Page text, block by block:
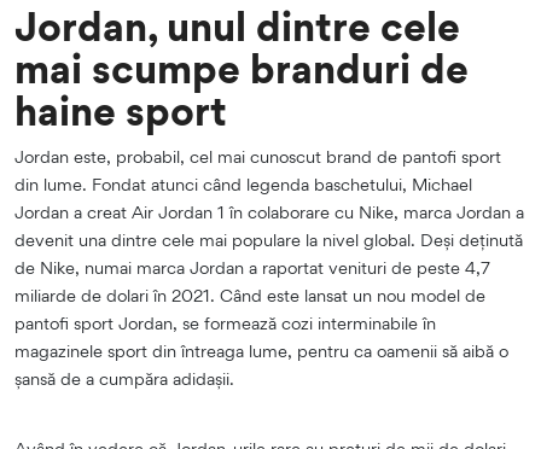
Jordan, unul dintre cele
mai scumpe branduri de
haine sport
Jordan este, probabil, cel mai cunoscut brand de pantofi sport
din lume. Fondat atunci când legenda baschetului, Michael
Jordan a creat Air Jordan 1 în colaborare cu Nike, marca Jordan a
devenit una dintre cele mai populare la nivel global. Deși deținută
de Nike, numai marca Jordan a raportat venituri de peste 4,7
miliarde de dolari în 2021. Când este lansat un nou model de
pantofi sport Jordan, se formează cozi interminabile în
magazinele sport din întreaga lume, pentru ca oamenii să aibă o
șansă de a cumpăra adidașii.